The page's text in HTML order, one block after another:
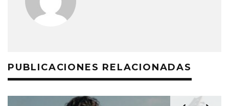
PUBLICACIONES RELACIONADAS